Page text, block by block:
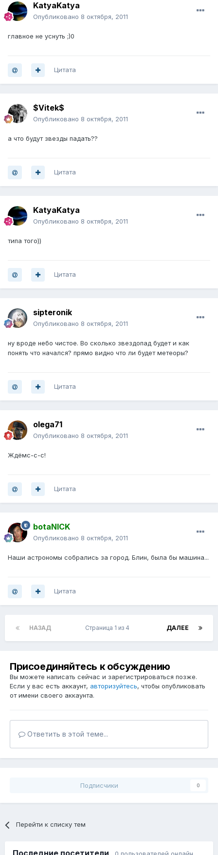
KatyaKatya
Опубликовано 8 октября, 2011
главное не уснуть ;)0
Цитата
$Vitek$
Опубликовано 8 октября, 2011
а что будут звезды падать??
Цитата
KatyaKatya
Опубликовано 8 октября, 2011
типа того))
Цитата
sipteronik
Опубликовано 8 октября, 2011
ну вроде небо чистое. Во сколько звездопад будет и как
понять что начался? прямо видно что ли будет метеоры?
Цитата
olega71
Опубликовано 8 октября, 2011
Ждёмс-с-с!
Цитата
botaNICK
Опубликовано 8 октября, 2011
Наши астрономы собрались за город. Блин, была бы машина...
Цитата
НАЗАД ДАЛЕЕ
Страница 1 из 4
Присоединяйтесь к обсуждению
Вы можете написать сейчас и зарегистрироваться позже.
Если у вас есть аккаунт, авторизуйтесь, чтобы опубликовать
от имени своего аккаунта.
Ответить в этой теме...
Подписчики 0
Перейти к списку тем